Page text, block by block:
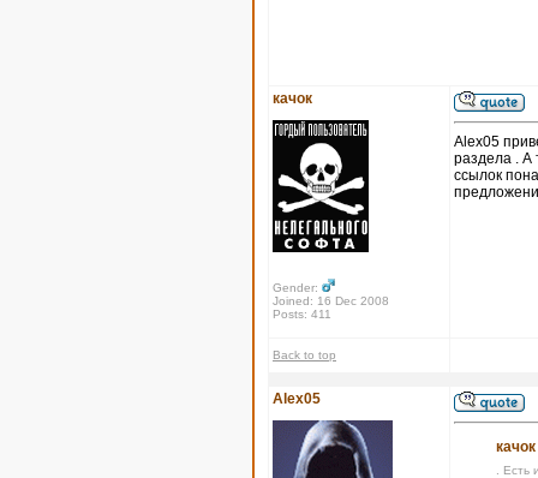
качок
Gender:
Joined: 16 Dec 2008
Posts: 411
Alex05
раздела . А
ссылок
Back to top
Alex05
.